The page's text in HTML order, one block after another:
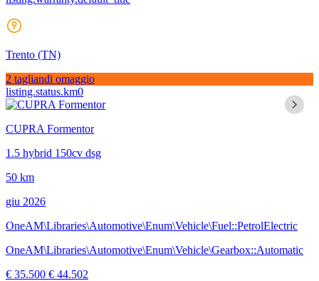
Trento (TN)
2 tagliandi omaggio
listing.status.km0
CUPRA Formentor
1.5 hybrid 150cv dsg
50 km
giu 2026
OneAM\Libraries\Automotive\Enum\Vehicle\Fuel::PetrolElectric
OneAM\Libraries\Automotive\Enum\Vehicle\Gearbox::Automatic
€ 35.500 € 44.502